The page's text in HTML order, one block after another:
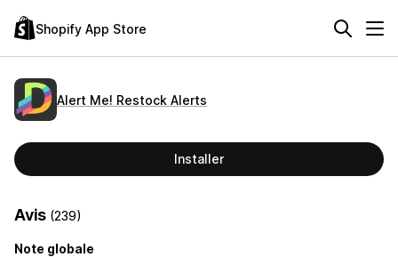
Shopify App Store
Alert Me! Restock Alerts
Installer
Avis (239)
Note globale